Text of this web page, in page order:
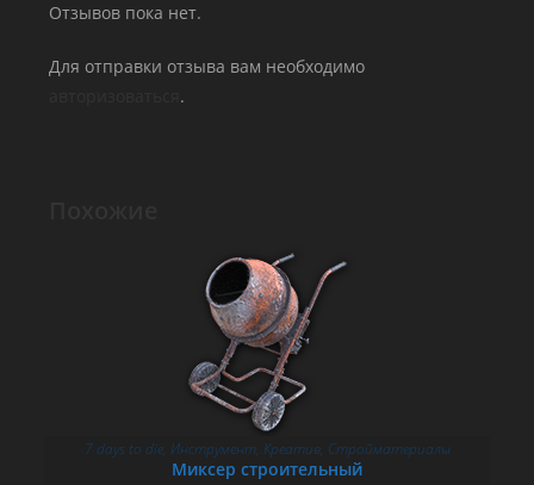
Отзывов пока нет.
Для отправки отзыва вам необходимо
.
В КОРЗИНУ
7 days to die, Инструмент, Креатив, Стройматериалы
Миксер строительный